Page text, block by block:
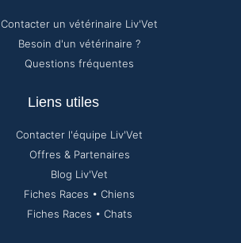
Contacter un vétérinaire Liv'Vet
Besoin d'un vétérinaire ?
Questions fréquentes
Liens utiles
Contacter l'équipe Liv'Vet
Offres & Partenaires
Blog Liv'Vet
Fiches Races • Chiens
Fiches Races • Chats